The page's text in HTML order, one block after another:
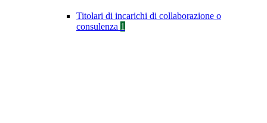
Titolari di incarichi di collaborazione o
consulenza 1